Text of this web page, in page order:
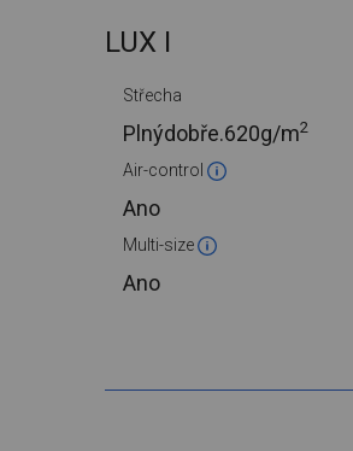
LUX I
Střecha
Plnýdobře.620g/m2
Air-control
Ano
Multi-size
Ano